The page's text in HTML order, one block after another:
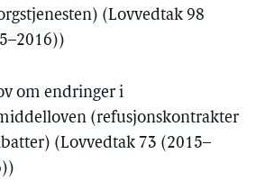
(Lovvedtak 98
om endringer i
(refusjonskontrakter
(Lovvedtak 73 (2015–